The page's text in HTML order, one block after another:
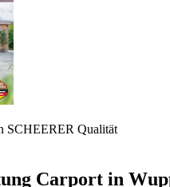
Carport in